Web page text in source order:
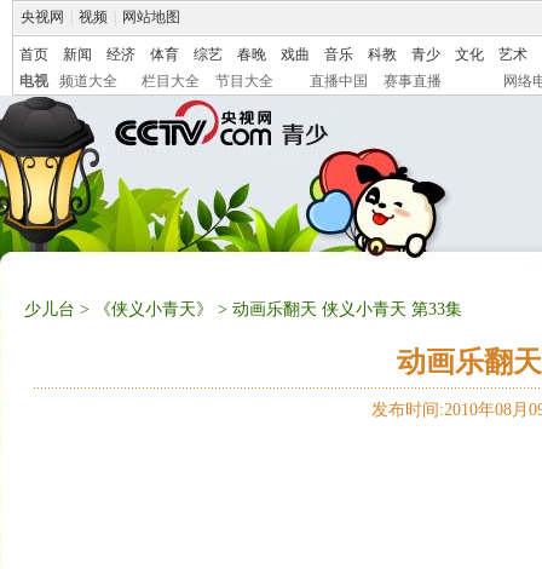
央视网 视频 网站地图
首页 新闻 经济 体育 综艺 春晚 戏曲 音乐 科教 青少 文化
艺术
电视
频道大全 栏目大全 节目大全 直播中国 赛事直播 网络
少儿台 > 《侠义小青天》 > 动画乐翻天 侠义小青天 第33集
动画乐翻
发布时间:2010年08月